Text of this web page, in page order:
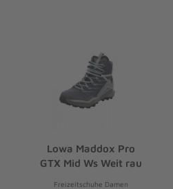
Lowa Maddox Pro
GTX Mid Ws Weit rau
Freizeitschuhe Damen